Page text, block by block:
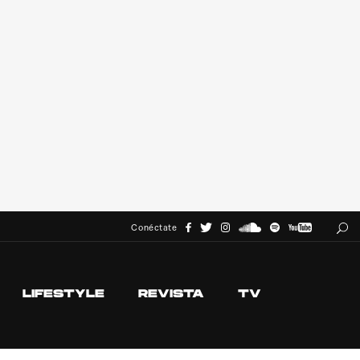
Conéctate
LIFESTYLE REVISTA TV